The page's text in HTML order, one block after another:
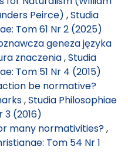
Peirce) ,Studia
Tom 61 Nr 2 (2025)
geneza języka
znaczenia,Studia
Tom 51 Nr 4 (2015)
be normative?
,Studia Philosophiae
3 (2016)
many normativities?,
Tom 54 Nr 1